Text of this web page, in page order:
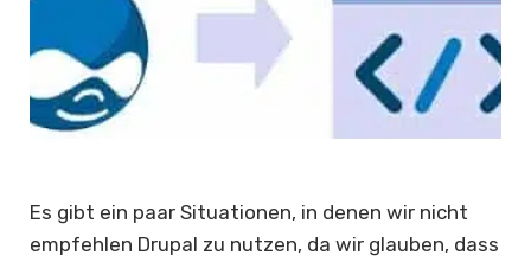
Es gibt ein paar Situationen, in denen wir nicht
empfehlen Drupal zu nutzen, da wir glauben, dass